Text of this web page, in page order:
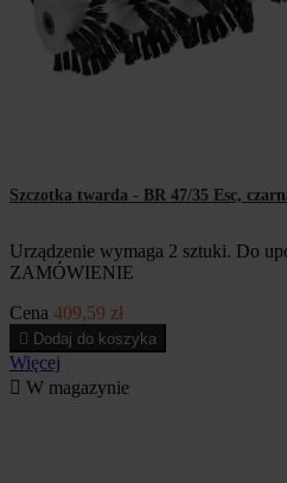
Szczotka twarda - BR 47/35 Esc,
Urządzenie wymaga 2 sztuki. Do
ZAMÓWIENIE
Cena 409,59 zł
 Dodaj do koszyka
Więcej
 W magazynie